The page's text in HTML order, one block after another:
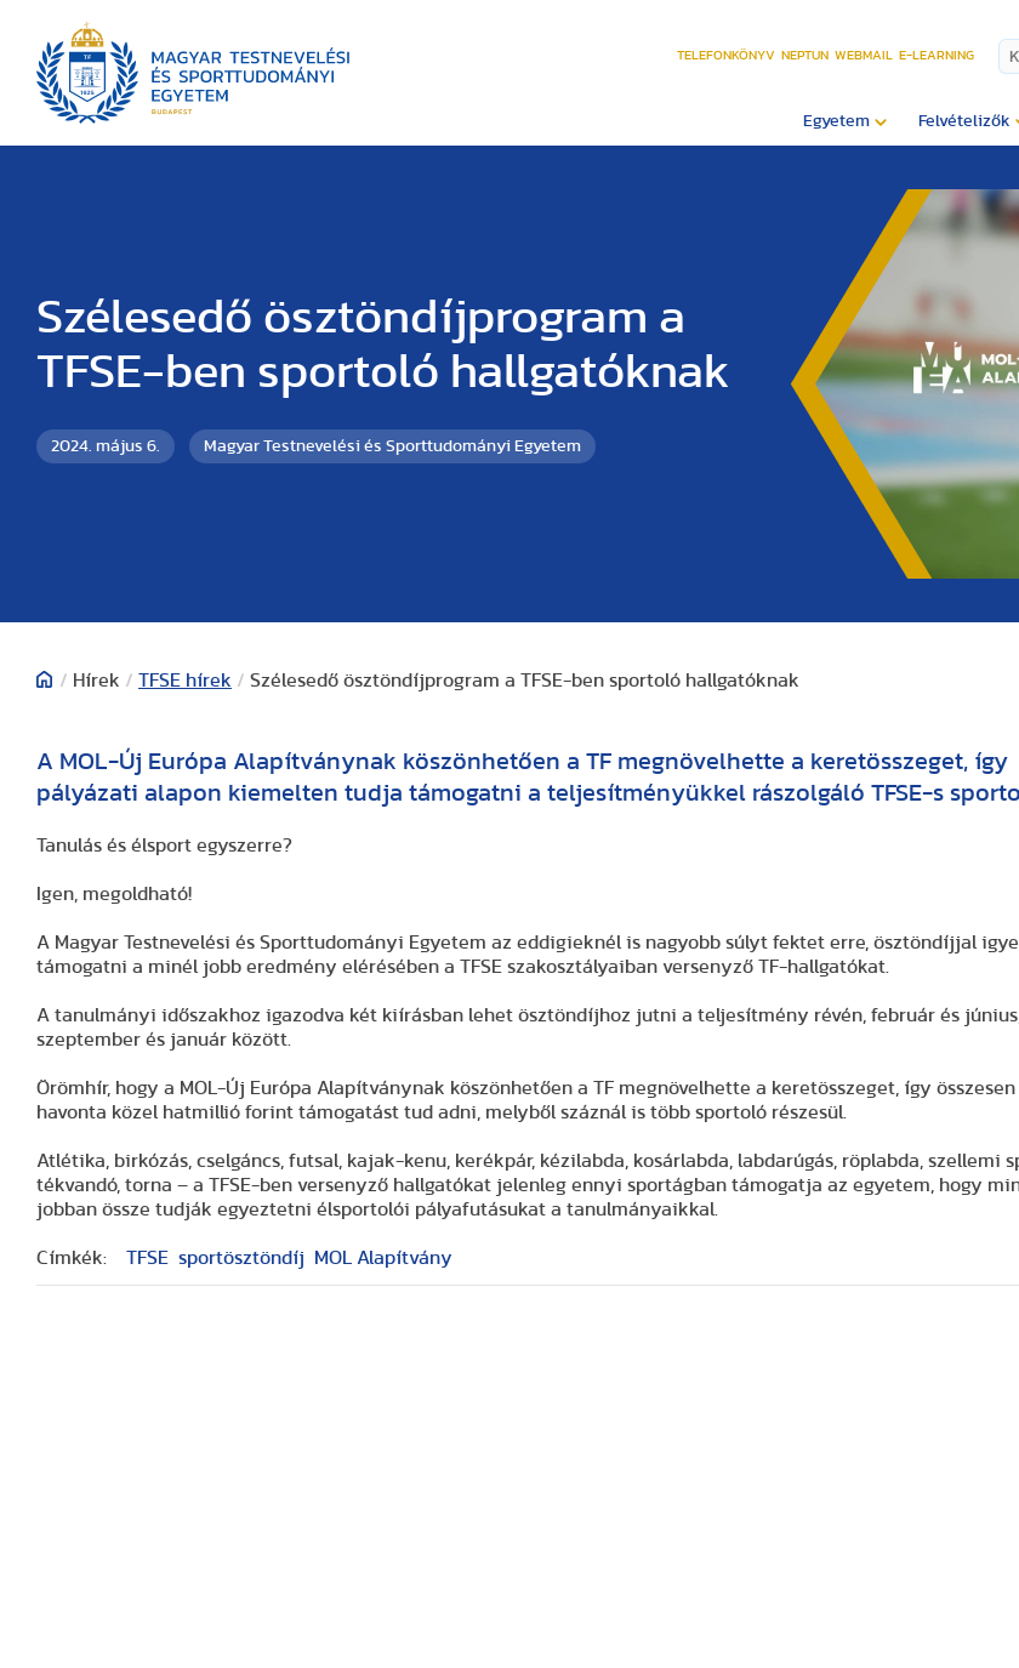
TELEFONKÖNYV NEPTUN WEBMAIL E-LEARNING
Egyetem Felvételizők
Szélesedő ösztöndíjprogram a
TFSE-ben sportoló hallgatóknak
2024. május 6. Magyar Testnevelési és Sporttudományi Egyetem
/ Hírek / TFSE hírek / Szélesedő ösztöndíjprogram a TFSE-ben sportoló hallgatóknak
A MOL-Új Európa Alapítványnak köszönhetően a TF megnövelhette a keretösszeget, így
pályázati alapon kiemelten tudja támogatni a teljesítményükkel rászolgáló TFSE-s
Tanulás és élsport egyszerre?
Igen, megoldható!
A Magyar Testnevelési és Sporttudományi Egyetem az eddigieknél is nagyobb súlyt fektet erre, ösztöndíjjal
támogatni a minél jobb eredmény elérésében a TFSE szakosztályaiban versenyző TF-hallgatókat.
A tanulmányi időszakhoz igazodva két kiírásban lehet ösztöndíjhoz jutni a teljesítmény révén, február és
szeptember és január között.
Örömhír, hogy a MOL-Új Európa Alapítványnak köszönhetően a TF megnövelhette a keretösszeget, így összesen
havonta közel hatmillió forint támogatást tud adni, melyből száznál is több sportoló részesül.
Atlétika, birkózás, cselgáncs, futsal, kajak-kenu, kerékpár, kézilabda, kosárlabda, labdarúgás, röplabda, szellemi
tékvandó, torna – a TFSE-ben versenyző hallgatókat jelenleg ennyi sportágban támogatja az egyetem, hogy
jobban össze tudják egyeztetni élsportolói pályafutásukat a tanulmányaikkal.
Címkék: TFSE sportösztöndíj MOL Alapítvány